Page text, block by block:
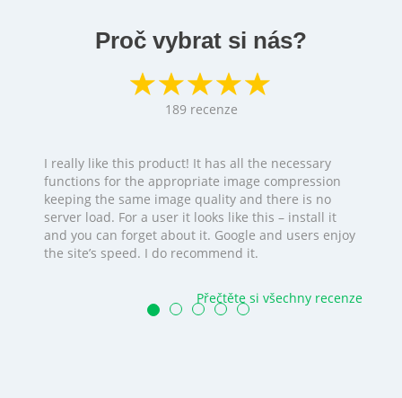
Proč vybrat si nás?
189 recenze
I really like this product! It has all the necessary
functions for the appropriate image compression
keeping the same image quality and there is no
server load. For a user it looks like this – install it
and you can forget about it. Google and users enjoy
the site’s speed. I do recommend it.
Přečtěte si všechny recenze